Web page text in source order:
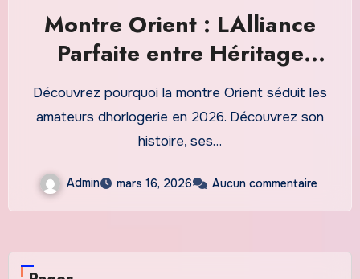
Montre Orient : LAlliance
Parfaite entre Héritage
Japonais et Technique
Horlogère
Découvrez pourquoi la montre Orient séduit les
amateurs dhorlogerie en 2026. Découvrez son
histoire, ses…
Admin mars 16, 2026 Aucun commentaire